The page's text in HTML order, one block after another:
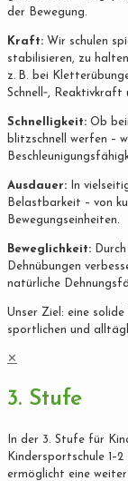
der Bewegung.
Kraft: Wir schulen
stabilisieren, zu
z. B. bei
Schnell‐,
Schnelligkeit: Ob
blitzschnell werfen –
Ausdauer: In
Belastbarkeit – von
Bewegungseinheiten.
Beweglichkeit:
Dehnübungen
natürliche
Unser Ziel: eine
sportlichen und
✕
3. Stufe
In der 3. Stufe für
Kindersportschule
ermöglicht eine